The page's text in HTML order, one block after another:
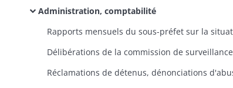
Administration, comptabilité
Délibérations de la commission de surveillance